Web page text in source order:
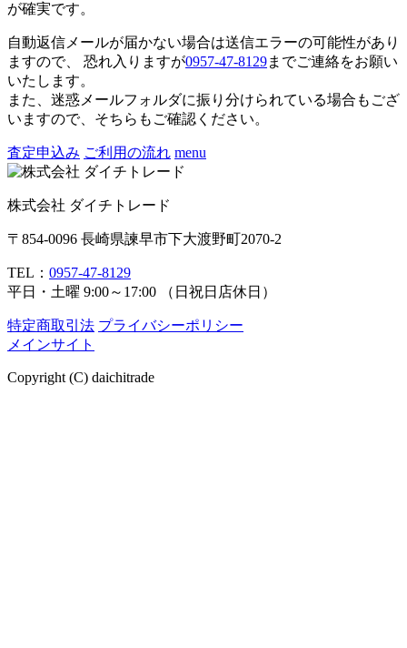
が確実です。
自動返信メールが届かない場合は送信エラーの可能性があり
ますので、 恐れ入りますが0957-47-8129までご連絡をお願い
いたします。
また、迷惑メールフォルダに振り分けられている場合もござ
いますので、そちらもご確認ください。
査定申込み ご利用の流れ menu
株式会社 ダイチトレード
〒854-0096 長崎県諫早市下大渡野町2070-2
TEL： 0957-47-8129
平日・土曜 9:00～17:00 （日祝日店休日）
特定商取引法 プライバシーポリシー
メインサイト
Copyright (C) daichitrade